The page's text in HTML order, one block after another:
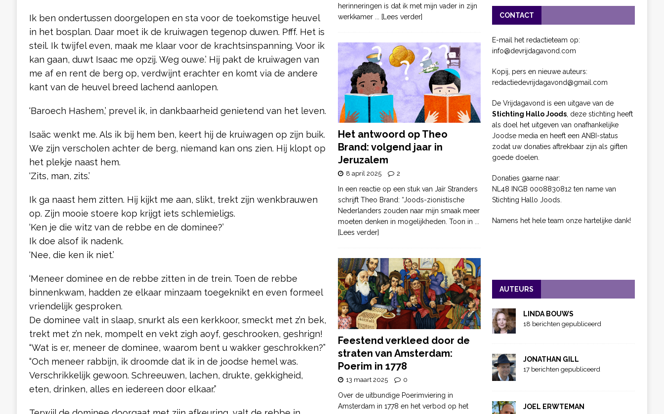
Ik ben ondertussen doorgelopen en sta voor de toekomstige heuvel
in het bosplan. Daar moet ik de kruiwagen tegenop duwen. Pfff. Het is
steil. Ik twijfel even, maak me klaar voor de krachtsinspanning. Voor ik
kan gaan, duwt Isaac me opzij. Weg ouwe.’ Hij pakt de kruiwagen van
me af en rent de berg op, verdwijnt erachter en komt via de andere
kant van de heuvel breed lachend aanlopen.
‘Baroech Hashem,’ prevel ik, in dankbaarheid genietend van het leven.
Isaäc wenkt me. Als ik bij hem ben, keert hij de kruiwagen op zijn buik.
We zijn verscholen achter de berg, niemand kan ons zien. Hij klopt op
het plekje naast hem.
‘Zits, man, zits.’
Ik ga naast hem zitten. Hij kijkt me aan, slikt, trekt zijn wenkbrauwen
op. Zijn mooie stoere kop krijgt iets schlemieligs.
‘Ken je die witz van de rebbe en de dominee?’
Ik doe alsof ik nadenk.
‘Nee, die ken ik niet.’
‘Meneer dominee en de rebbe zitten in de trein. Toen de rebbe
binnenkwam, hadden ze elkaar minzaam toegeknikt en even formeel
vriendelijk gesproken.
De dominee valt in slaap, snurkt als een kerkkoor, smeckt met z’n bek,
trekt met z’n nek, mompelt en vekt zigh aoyf, geschrooken, geshrign!
“Wat is er, meneer de dominee, waarom bent u wakker geschrokken?”
“Och meneer rabbijn, ik droomde dat ik in de joodse hemel was.
Verschrikkelijk gewoon. Schreeuwen, lachen, drukte, gekkigheid,
eten, drinken, alles en iedereen door elkaar.”
herinneringen is dat ik met mijn vader in zijn
werkkamer ... [Lees verder]
Het antwoord op Theo
Brand: volgend jaar in
Jeruzalem
8 april 2025 2
In een reactie op een stuk van Jaïr Stranders
schrijft Theo Brand: “Joods-zionistische
Nederlanders zouden naar mijn smaak meer
moeten denken in mogelijkheden. Toon in
[Lees verder]
Feestend verkleed door de
straten van Amsterdam:
Poerim in 1778
13 maart 2025 0
Over de uitbundige Poerimviering in
Amsterdam in 1778 en het verbod op het
CONTACT
E-mail het redactieteam op:
info@devrijdagavond.com
Kopij, pers en nieuwe auteurs:
redactiedevrijdagavond@gmail.com
De Vrijdagavond is een uitgave van de
Stichting Hallo Joods, deze stichting heeft
als doel het uitgeven van onafhankelijke
Joodse media en heeft een ANBI-status
zodat uw donaties aftrekbaar zijn als giften
goede doelen.
Donaties gaarne naar:
NL48 INGB 0008830812 ten name van
Stichting Hallo Joods.
Namens het hele team onze hartelijke dank!
AUTEURS
LINDA BOUWS
18 berichten gepubliceerd
JONATHAN GILL
17 berichten gepubliceerd
JOEL ERWTEMAN